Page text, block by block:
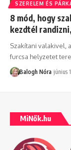
SZERELEM ÉS
8 mód, hogy
kezdtél
Szakítani valakivel,
furcsa helyzetet
Balogh Nóra június
MiNők.hu